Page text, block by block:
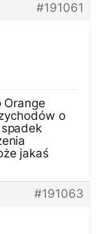
#191061
Orange
o
jakaś
#191063